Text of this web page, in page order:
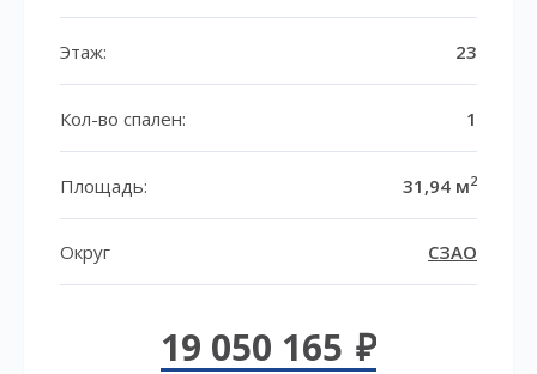
Этаж: 23
Кол-во спален: 1
Площадь: 31,94 м2
Округ СЗАО
19 050 165